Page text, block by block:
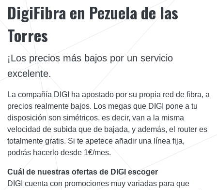
DigiFibra en Pezuela de las
Torres
¡Los precios más bajos por un servicio
excelente.
La compañía DIGI ha apostado por su propia red de fibra, a
precios realmente bajos. Los megas que DIGI pone a tu
disposición son simétricos, es decir, van a la misma
velocidad de subida que de bajada, y además, el router es
totalmente gratis. Si te apetece añadir una línea fija,
podrás hacerlo desde 1€/mes.
Cuál de nuestras ofertas de DIGI escoger
DIGI cuenta con promociones muy variadas para que